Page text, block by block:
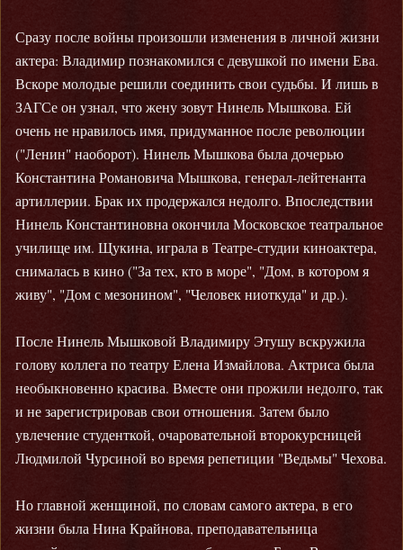
Сразу после войны произошли изменения в личной жизни
актера: Владимир познакомился с девушкой по имени Ева.
Вскоре молодые решили соединить свои судьбы. И лишь в
ЗАГСе он узнал, что жену зовут Нинель Мышкова. Ей
очень не нравилось имя, придуманное после революции
("Ленин" наоборот). Нинель Мышкова была дочерью
Константина Романовича Мышкова, генерал-лейтенанта
артиллерии. Брак их продержался недолго. Впоследствии
Нинель Константиновна окончила Московское театральное
училище им. Щукина, играла в Театре-студии киноактера,
снималась в кино ("За тех, кто в море", "Дом, в котором я
живу", "Дом с мезонином", "Человек ниоткуда" и др.).
После Нинель Мышковой Владимиру Этушу вскружила
голову коллега по театру Елена Измайлова. Актриса была
необыкновенно красива. Вместе они прожили недолго, так
и не зарегистрировав свои отношения. Затем было
увлечение студенткой, очаровательной второкурсницей
Людмилой Чурсиной во время репетиции "Ведьмы" Чехова.
Но главной женщиной, по словам самого актера, в его
жизни была Нина Крайнова, преподавательница